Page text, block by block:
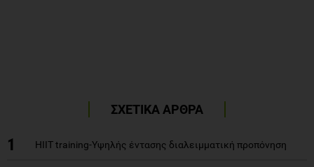
ΣΧΕΤΙΚΑ ΑΡΘΡΑ
1 HIIT training-Υψηλής έντασης διαλειμματική προπόνηση